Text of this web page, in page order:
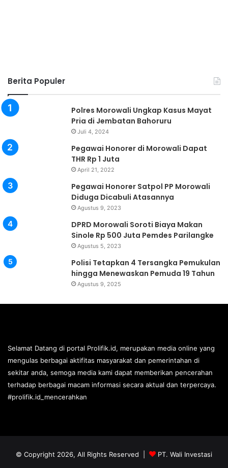
Berita Populer
Polres Morowali Ungkap Kasus Mayat
Pria di Jembatan Bahoruru
Juli 4, 2024
Pegawai Honorer di Morowali Dapat
THR Rp 1 Juta
April 21, 2022
Pegawai Honorer Satpol PP Morowali
Diduga Dicabuli Atasannya
Agustus 9, 2023
DPRD Morowali Soroti Biaya Makan
Sinole Rp 500 Juta Pemdes Parilangke
Agustus 5, 2023
Polisi Tetapkan 4 Tersangka Pemukulan
hingga Menewaskan Pemuda 19 Tahun
Agustus 9, 2025
Selamat Datang di portal Prolifik.id, merupakan media online yang
mengulas berbagai aktifitas masyarakat dan pemerintahan di
sekitar anda, semoga media kami dapat memberikan pencerahan
terhadap berbagai macam informasi secara aktual dan terpercaya.
#prolifik.id_mencerahkan
© Copyright 2026, All Rights Reserved |
PT. Wali Investasi